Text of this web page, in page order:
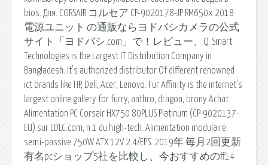
bios. Для. CORSAIR コルセア CP-9020178-JP RM650x 2018
電源ユニット の通販ならヨドバシカメラの公式
サイト「ヨドバシ.com」で！レビュー、Q. Smart
Technologies is the Largest IT Distribution Company in
Bangladesh. It's authorized distributor Of different renowned
ict brands like HP, Dell, Acer, Lenovo. Fur Affinity is the internet's
largest online gallery for furry, anthro, dragon, brony Achat
Alimentation PC Corsair HX750 80PLUS Platinum (CP-9020137-
EU) sur LDLC.com, n 1 du high-tech. Alimentation modulaire
semi-passive 750W ATX 12V 2.4/EPS. 2019年 毎月2回更新
有名pcショップ5社を比較し、今おすすめのff14